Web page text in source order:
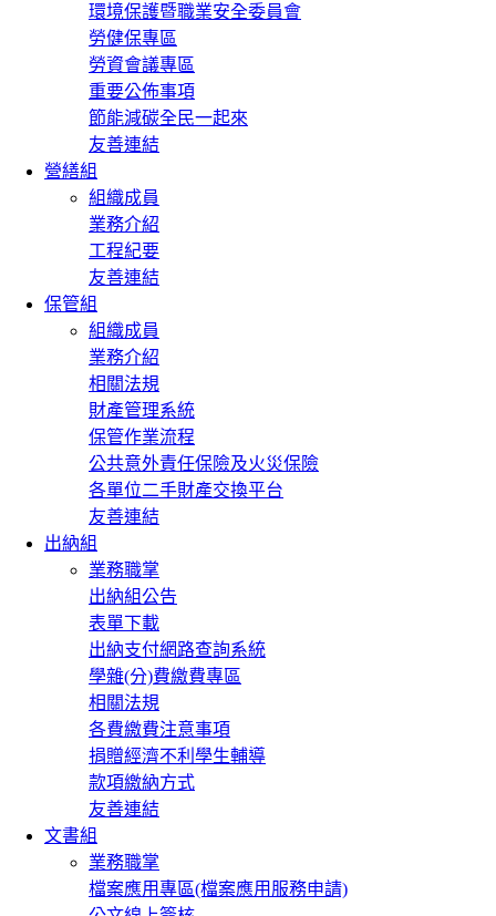
環境保護暨職業安全委員會
勞健保專區
勞資會議專區
重要公佈事項
節能減碳全民一起來
友善連結
營繕組
組織成員
業務介紹
工程紀要
友善連結
保管組
組織成員
業務介紹
相關法規
財產管理系統
保管作業流程
公共意外責任保險及火災保險
各單位二手財產交換平台
友善連結
出納組
業務職掌
出納組公告
表單下載
出納支付網路查詢系統
學雜(分)費繳費專區
相關法規
各費繳費注意事項
捐贈經濟不利學生輔導
款項繳納方式
友善連結
文書組
業務職掌
檔案應用專區(檔案應用服務申請)